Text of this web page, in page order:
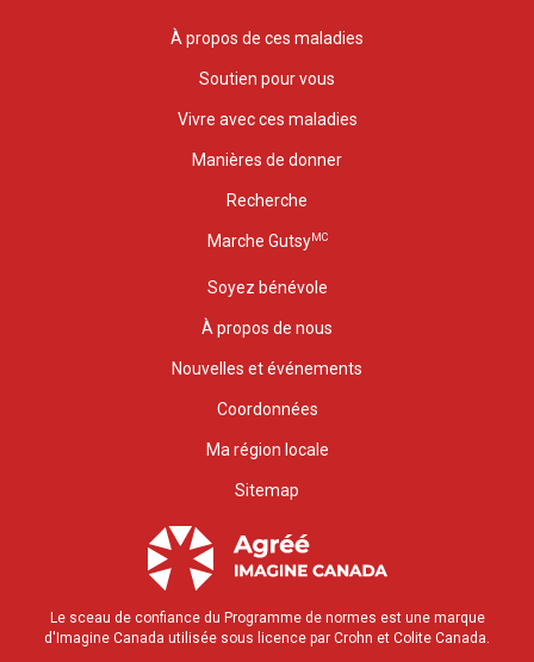
À propos de ces maladies
Soutien pour vous
Vivre avec ces maladies
Manières de donner
Recherche
Marche GutsyMC
Soyez bénévole
À propos de nous
Nouvelles et événements
Coordonnées
Ma région locale
Sitemap
Le sceau de confiance du Programme de normes est une marque
d'Imagine Canada utilisée sous licence par Crohn et Colite Canada.